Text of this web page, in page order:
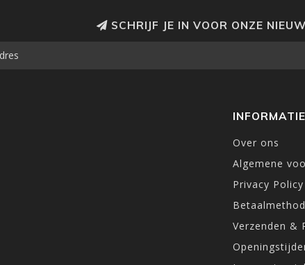
SCHRIJF JE IN VOOR ONZE
INFORMATIE
Over ons
Algemene
Privacy Policy
Verzenden &